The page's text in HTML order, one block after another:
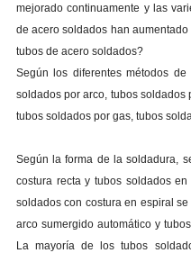
mejorado continuamente y las
de acero soldados han
tubos de acero soldados?
Según los diferentes métodos
soldados por arco, tubos soldados
tubos soldados por gas, tubos
Según la forma de la soldadura,
costura recta y tubos soldados
soldados con costura en espiral
arco sumergido automático y
La mayoría de los tubos